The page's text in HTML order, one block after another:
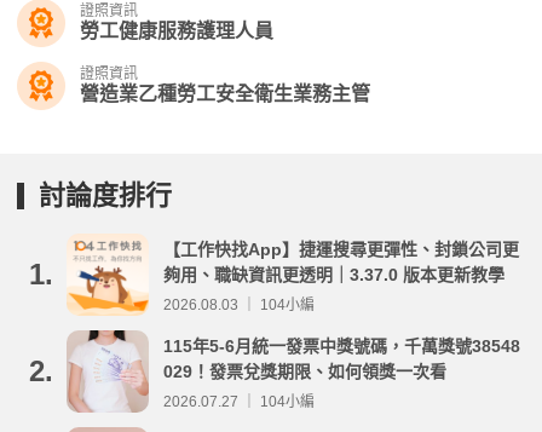
證照資訊
勞工健康服務護理人員
證照資訊
營造業乙種勞工安全衛生業務主管
討論度排行
1.
【工作快找App】捷運搜尋更彈性、封鎖公司更
夠用、職缺資訊更透明｜3.37.0 版本更新教學
2026.08.03 ｜ 104小編
2.
115年5-6月統一發票中獎號碼，千萬獎號38548
029！發票兌獎期限、如何領獎一次看
2026.07.27 ｜ 104小編